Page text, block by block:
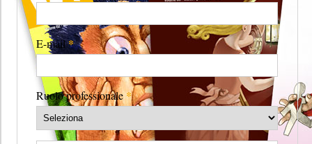
E-mail*
Ruolo professionale*